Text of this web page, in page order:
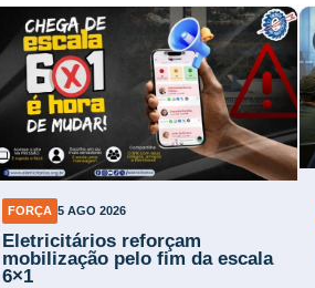
FORÇA 5 AGO 2026
Eletricitários reforçam
mobilização pelo fim da escala
6×1